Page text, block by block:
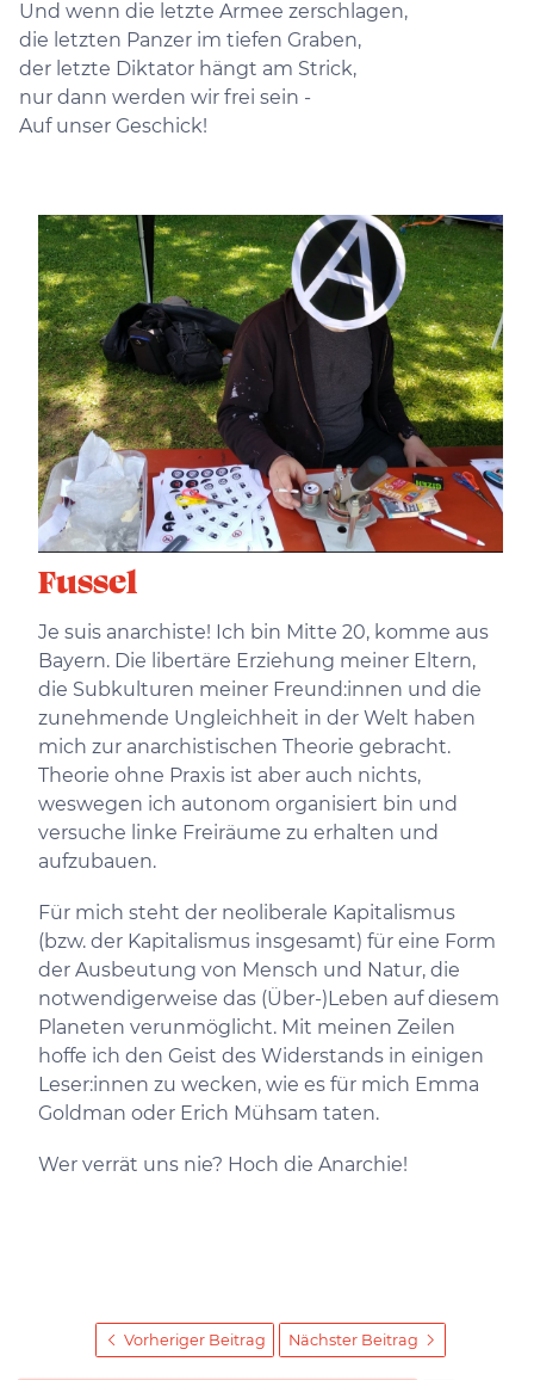
Und wenn die letzte Armee zerschlagen,
die letzten Panzer im tiefen Graben,
der letzte Diktator hängt am Strick,
nur dann werden wir frei sein -
Auf unser Geschick!
Fussel
Je suis anarchiste! Ich bin Mitte 20, komme aus
Bayern. Die libertäre Erziehung meiner Eltern,
die Subkulturen meiner Freund:innen und die
zunehmende Ungleichheit in der Welt haben
mich zur anarchistischen Theorie gebracht.
Theorie ohne Praxis ist aber auch nichts,
weswegen ich autonom organisiert bin und
versuche linke Freiräume zu erhalten und
aufzubauen.
Für mich steht der neoliberale Kapitalismus
(bzw. der Kapitalismus insgesamt) für eine Form
der Ausbeutung von Mensch und Natur, die
notwendigerweise das (Über-)Leben auf diesem
Planeten verunmöglicht. Mit meinen Zeilen
hoffe ich den Geist des Widerstands in einigen
Leser:innen zu wecken, wie es für mich Emma
Goldman oder Erich Mühsam taten.
Wer verrät uns nie? Hoch die Anarchie!
Vorheriger Beitrag Nächster Beitrag